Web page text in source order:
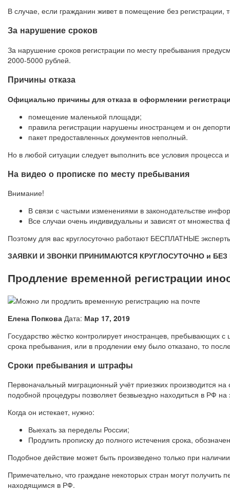
В случае, если гражданин живет в помещение без
За нарушение сроков
За нарушение сроков регистрации по месту пребывания
2000-5000 рублей.
Причины отказа
Официально причины для отказа в оформлении
помещение маленькой площади;
правила регистрации нарушены иностранцем и он
пакет предоставленных документов неполный.
Но в любой ситуации следует выполнить все условия процесса
На видео о прописке по месту пребывания
Внимание!
В связи с частыми изменениями в законодательстве
Все случаи очень индивидуальны и зависят от
Поэтому для вас круглосуточно работают БЕСПЛАТНЫЕ
ЗАЯВКИ И ЗВОНКИ ПРИНИМАЮТСЯ КРУГЛОСУТОЧНО и
Продление временной регистрации
Елена Попкова Дата: Мар 17, 2019
Государство жёстко контролирует иностранцев, пребывающих
срока пребывания, или в продлении ему было отказано, то
Сроки пребывания и штрафы
Первоначальный миграционный учёт приезжих производится
подобной процедуры позволяет безвыездно находиться в РФ
Когда он истекает, нужно:
Выехать за переделы России;
Продлить прописку до полного истечения срока,
Подобное действие может быть произведено только при
Примечательно, что граждане некоторых стран могут
находящимся в РФ.